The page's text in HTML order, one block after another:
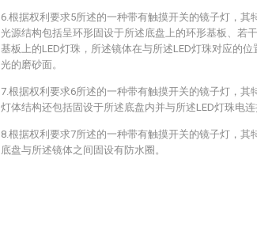
6.根据权利要求5所述的一种带有触摸开关的镜子灯，其
光源结构包括呈环形固设于所述底盘上的环形基板、若
基板上的LED灯珠，所述镜体在与所述LED灯珠对应的位
光的磨砂面。
7.根据权利要求6所述的一种带有触摸开关的镜子灯，其
灯体结构还包括固设于所述底盘内并与所述LED灯珠电连
8.根据权利要求7所述的一种带有触摸开关的镜子灯，其
底盘与所述镜体之间固设有防水圈。